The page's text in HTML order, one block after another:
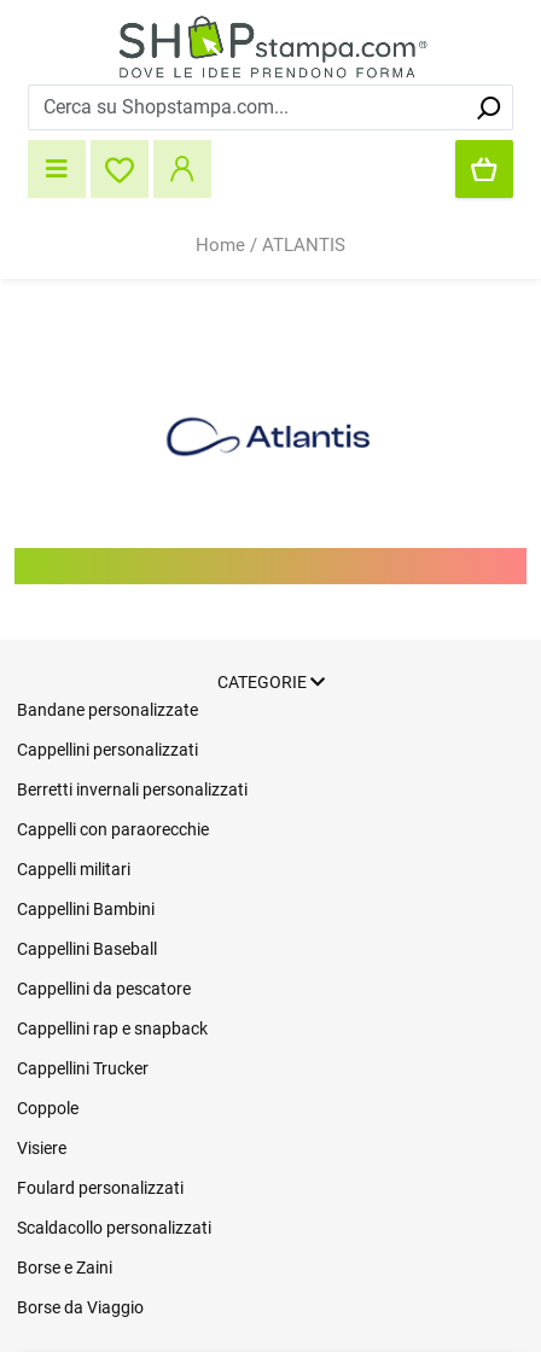
Home / ATLANTIS
CATEGORIE
Bandane personalizzate
Cappellini personalizzati
Berretti invernali personalizzati
Cappelli con paraorecchie
Cappelli militari
Cappellini Bambini
Cappellini Baseball
Cappellini da pescatore
Cappellini rap e snapback
Cappellini Trucker
Coppole
Visiere
Foulard personalizzati
Scaldacollo personalizzati
Borse e Zaini
Borse da Viaggio